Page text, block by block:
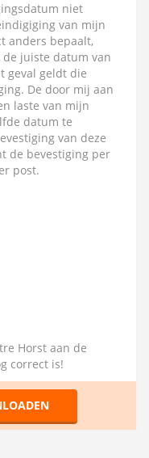
niet
van mijn
anders bepaalt,
juiste datum van
geval geldt die
De door mij aan
laste van mijn
datum te
van deze
de bevestiging per
post.
Horst aan de
correct is!